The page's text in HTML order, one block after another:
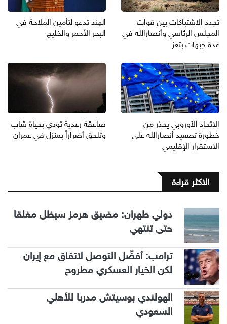
تجدد الاشتباكات بين قوات
المجلس الرئاسي وأنصارالله في
عدة جبهات بتعز
الهند تدعو لتأمين الملاحة في
البحر الأحمر والخليج
الاتحاد الأوروبي يحذر من
خطورة تصعيد أنصارالله على
الاستقرار الإقليمي
صاعقة رعدية تودي بحياة شاب
وتلحق أضراراً بمنزل في عمران
الاكثر قراءة
دولي طهران: مضيق هرمز سيظل مغلقا
حتى تنتهي
ترامب: أفضّل التوصل لاتفاق مع إيران
لكن الخيار العسكري مطروح
الهولندي بوسيتش مدربا للأهلي
السعودي